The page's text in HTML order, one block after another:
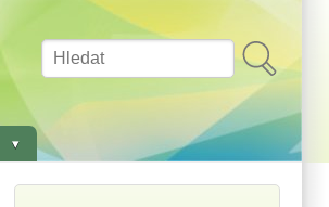
Hledat